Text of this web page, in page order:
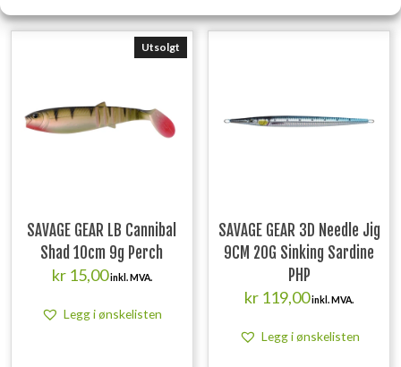
Utsolgt
SAVAGE GEAR LB Cannibal
Shad 10cm 9g Perch
kr15,00inkl. MVA.
Legg i ønskelisten
SAVAGE GEAR 3D Needle Jig
9CM 20G Sinking Sardine
PHP
kr 119,00inkl. MVA.
Legg i ønskelisten